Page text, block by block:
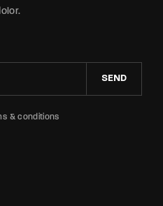
SEND
& conditions